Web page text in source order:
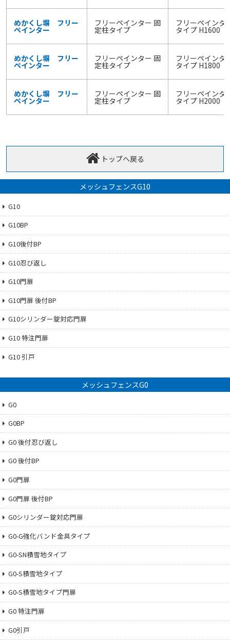
めかくし塀 フリー
ペインター
フリーペインター 固
定柱タイプ
フリーペインタ
タイプ H1600
めかくし塀 フリー
ペインター
フリーペインター 固
定柱タイプ
フリーペインタ
タイプ H1800
めかくし塀 フリー
ペインター
フリーペインター 固
定柱タイプ
フリーペインタ
タイプ H2000
トップへ戻る
メッシュフェンスG10
G10
G10BP
G10後付BP
G10忍び返し
G10門扉
G10門扉 後付BP
G10シリンダー錠対応門扉
G10 特注門扉
G10 引戸
メッシュフェンスG0
G0
G0BP
G0 後付忍び返し
G0 後付BP
G0門扉
G0門扉 後付BP
G0シリンダー錠対応門扉
G0-G強化バンド金具タイプ
G0-SN積雪地タイプ
G0-S積雪地タイプ
G0-S積雪地タイプ門扉
G0 特注門扉
G0引戸